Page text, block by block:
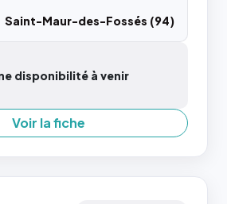
Saint-Maur-des-Fossés (94)
disponibilité à venir
Voir la fiche